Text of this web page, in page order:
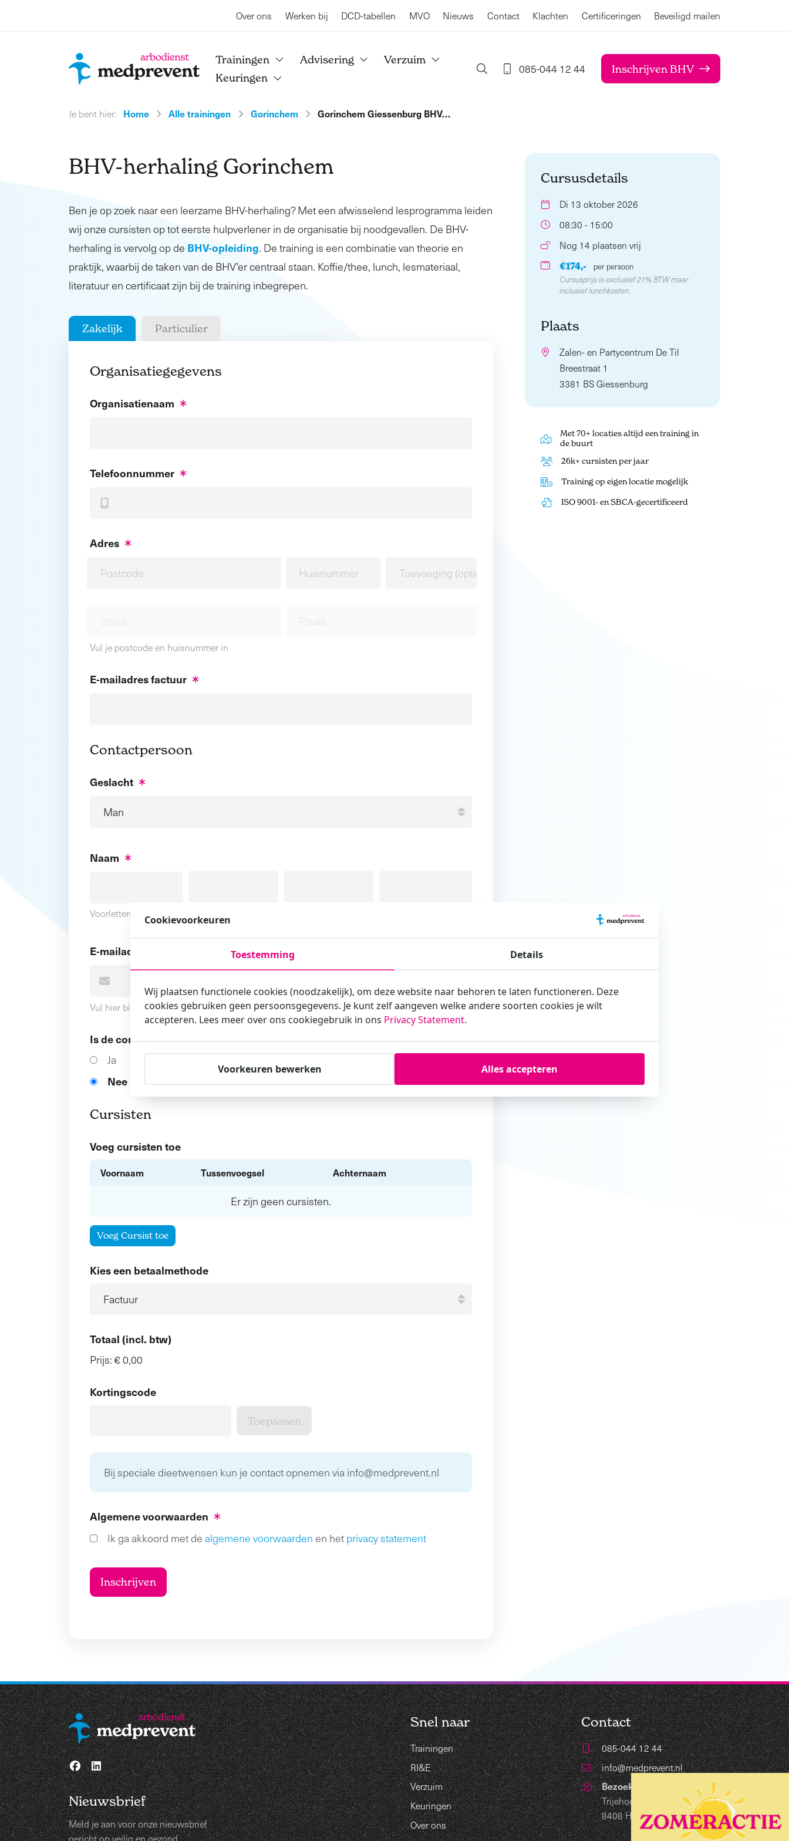
Over ons Werken bij DCD-tabellen MVO Nieuws Contact Klachten Certificeringen Beveiligd mailen
Trainingen Advisering
Verzuim
Keuringen
085-044 12 44 Inschrijven BHV
Je bent hier: Home Alle trainingen Gorinchem Gorinchem Giessenburg BHV…
BHV-herhaling Gorinchem
Ben je op zoek naar een leerzame BHV-herhaling? Met een afwisselend lesprogramma leiden
wij onze cursisten op tot eerste hulpverlener in de organisatie bij noodgevallen. De BHV-
herhaling is vervolg op de BHV-opleiding. De training is een combinatie van theorie en
praktijk, waarbij de taken van de BHV’er centraal staan. Koffie/thee, lunch, lesmateriaal,
literatuur en certificaat zijn bij de training inbegrepen.
Zakelijk Particulier
Organisatiegegevens
Organisatienaam
Telefoonnummer
Adres
Vul je postcode en huisnummer in
E-mailadres factuur
Contactpersoon
Geslacht
Naam
Voorletters
E-mailadres
Vul hier bij voorkeur het e-mailadres in waarmee je zakelijk/administratief correspondeert
Is de contactpersoon ook een cursist?
Ja
Nee
Cursisten
Voeg cursisten toe
Voornaam Tussenvoegsel Achternaam
Er zijn geen cursisten.
Voeg Cursist toe
Kies een betaalmethode
Totaal (incl. btw)
Prijs: € 0,00
Kortingscode
Bij speciale dieetwensen kun je contact opnemen via info@medprevent.nl
Algemene voorwaarden
Ik ga akkoord met de algemene voorwaarden en het privacy statement
Cursusdetails
Di 13 oktober 2026
08:30 - 15:00
Nog 14 plaatsen vrij
€174,-
per persoon
Cursusprijs is exclusief 21% BTW maar
inclusief lunchkosten.
Plaats
Zalen- en Partycentrum De Til
Breestraat 1
3381 BS Giessenburg
Met 70+ locaties altijd een training in
de buurt
26k+ cursisten per jaar
Training op eigen locatie mogelijk
ISO 9001- en SBCA-gecertificeerd
Nieuwsbrief
Meld je aan voor onze nieuwsbrief
gericht op veilig en gezond
Snel naar
Trainingen
RI&E
Verzuim
Keuringen
Over ons
Contact
085-044 12 44
info@medprevent.nl
Bezoekadres
Trijehoek 19
8408 HB Lippenhuizen
Cookievoorkeuren
Toestemming Details
Wij plaatsen functionele cookies (noodzakelijk), om deze website naar behoren te laten functioneren. Deze
cookies gebruiken geen persoonsgegevens. Je kunt zelf aangeven welke andere soorten cookies je wilt
accepteren. Lees meer over ons cookiegebruik in ons Privacy Statement.
Voorkeuren bewerken Alles accepteren